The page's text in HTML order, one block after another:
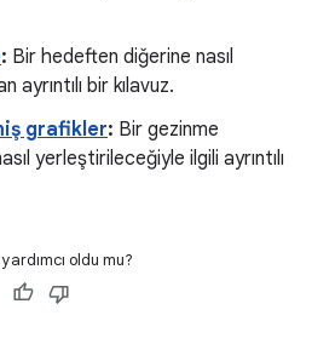
: Bir hedeften diğerine nasıl
ayrıntılı bir kılavuz.
grafikler: Bir gezinme
yerleştirileceğiyle ilgili ayrıntılı
oldu mu?